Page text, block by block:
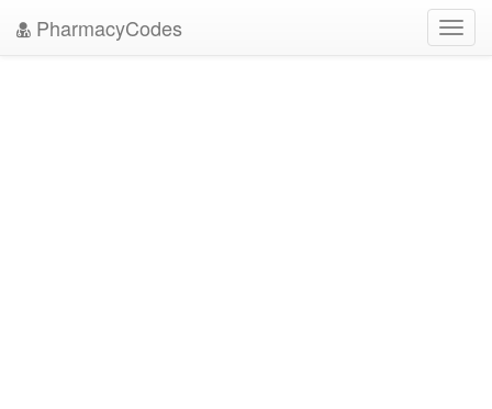
PharmacyCodes